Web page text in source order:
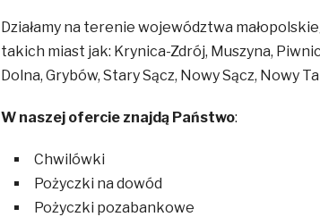
Działamy na terenie województwa
takich miast jak: Krynica-Zdrój, Muszyna,
Dolna, Grybów, Stary Sącz, Nowy Sącz, Nowy
W naszej ofercie znajdą Państwo:
Chwilówki
Pożyczki na dowód
Pożyczki pozabankowe